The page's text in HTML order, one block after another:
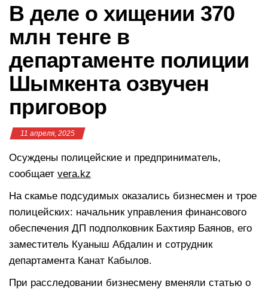
В деле о хищении 370
млн тенге в
департаменте полиции
Шымкента озвучен
приговор
11 апреля, 2025
Осуждены полицейские и предприниматель,
сообщает vera.kz
На скамье подсудимых оказались бизнесмен и трое
полицейских: начальник управления финансового
обеспечения ДП подполковник Бахтияр Баянов, его
заместитель Куаныш Абдалин и сотрудник
департамента Канат Кабылов.
При расследовании бизнесмену вменяли статью о